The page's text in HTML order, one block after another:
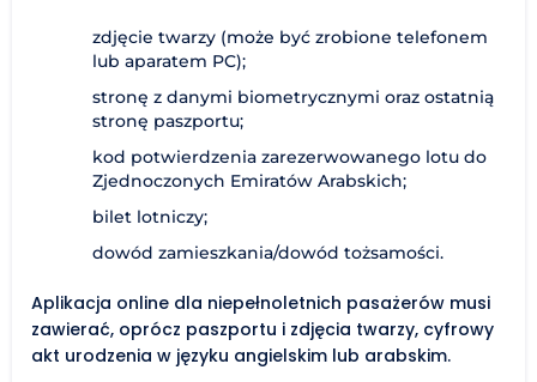
zdjęcie twarzy (może być zrobione telefonem
lub aparatem PC);
stronę z danymi biometrycznymi oraz ostatnią
stronę paszportu;
kod potwierdzenia zarezerwowanego lotu do
Zjednoczonych Emiratów Arabskich;
bilet lotniczy;
dowód zamieszkania/dowód tożsamości.
Aplikacja online dla niepełnoletnich pasażerów musi
zawierać, oprócz paszportu i zdjęcia twarzy, cyfrowy
akt urodzenia w języku angielskim lub arabskim.